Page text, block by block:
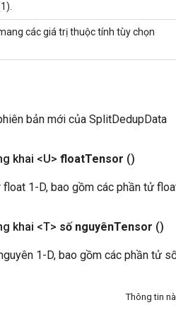
các giá trị thuộc tính tùy chọn
bản mới của SplitDedupData
khai <U> floatTensor ()
1-D, bao gồm các phần tử
khai <T> số nguyênTensor ()
1-D, bao gồm các phần tử
Thông tin